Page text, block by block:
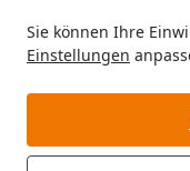
Sie können Ihre
Einstellungen